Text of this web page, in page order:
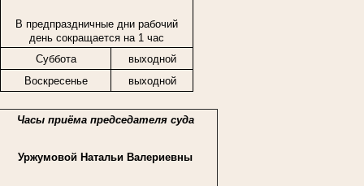
В предпраздничные дни рабочий
день сокращается на 1 час
Суббота
выходной
Воскресенье
выходной
Часы приёма председателя суда
Уржумовой Натальи Валериевны